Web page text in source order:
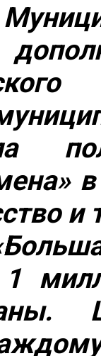
и
1